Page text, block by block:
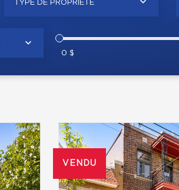
TYPE DE PROPRIÉTÉ
0 $
VENDU